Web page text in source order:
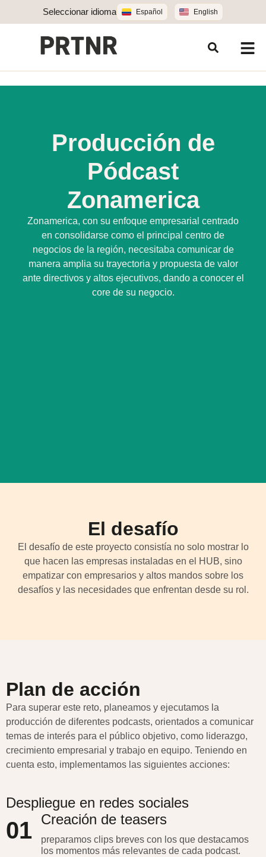
Seleccionar idioma Español English
Producción de
Pódcast
Zonamerica
Zonamerica, con su enfoque empresarial centrado
en consolidarse como el principal centro de
negocios de la región, necesitaba comunicar de
manera amplia su trayectoria y propuesta de valor
ante directivos y altos ejecutivos, dando a conocer el
core de su negocio.
El desafío
El desafío de este proyecto consistía no solo mostrar lo
que hacen las empresas instaladas en el HUB, sino
empatizar con empresarios y altos mandos sobre los
desafíos y las necesidades que enfrentan desde su rol.
Plan de acción
Para superar este reto, planeamos y ejecutamos la
producción de diferentes podcasts, orientados a comunicar
temas de interés para el público objetivo, como liderazgo,
crecimiento empresarial y trabajo en equipo. Teniendo en
cuenta esto, implementamos las siguientes acciones:
Despliegue en redes sociales
01 Creación de teasers
preparamos clips breves con los que destacamos
los momentos más relevantes de cada podcast.